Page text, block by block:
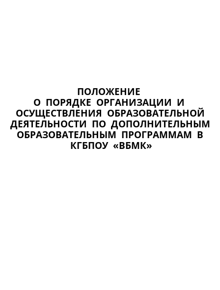
ПОЛОЖЕНИЕ
О  ПОРЯДКЕ  ОРГАНИЗАЦИИ  И
ОСУЩЕСТВЛЕНИЯ  ОБРАЗОВАТЕЛЬНОЙ
ДЕЯТЕЛЬНОСТИ  ПО  ДОПОЛНИТЕЛЬНЫМ
ОБРАЗОВАТЕЛЬНЫМ  ПРОГРАММАМ  В
КГБПОУ  «ВБМК»